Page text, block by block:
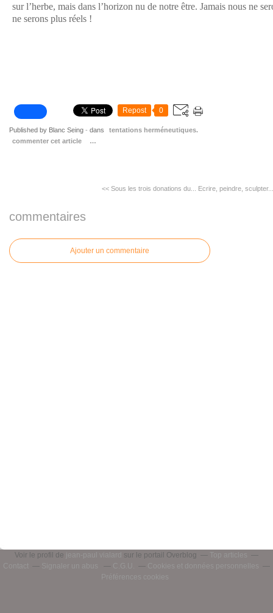
sur l’herbe, mais dans l’horizon nu de notre être. Jamais nous ne
ne serons plus réels !
Repost 0
Published by Blanc Seing - dans
tentations herméneutiques.
commenter cet article
…
<< Sous les trois donations du... Ecrire, peindre,
commentaires
Ajouter un commentaire
Voir le profil de jean-paul vialard sur le portail Overblog
Top articles
Contact
Signaler un abus C.G.U.
Cookies et données personnelles
Préférences cookies